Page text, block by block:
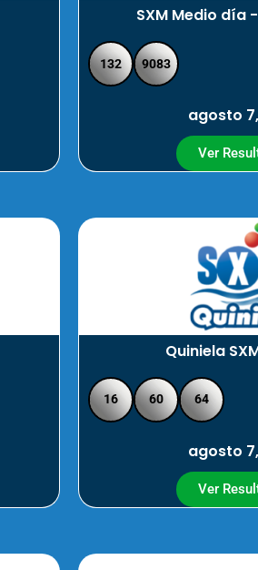
SXM Medio día
132 9083
agosto
Ver
Quiniela
16 60 64
agosto
Ver